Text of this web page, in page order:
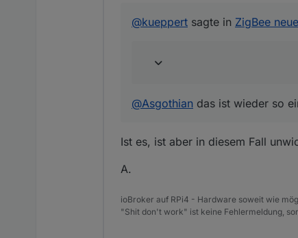
@Asgothiandas ist wieder
@kueppert sagte in ZigBee
@Asgothian das ist wieder so
Ist es, ist aber in diesem Fall
A.
ioBroker auf RPi4 - Hardware soweit wie
"Shit don't work" ist keine Fehlermeldung,